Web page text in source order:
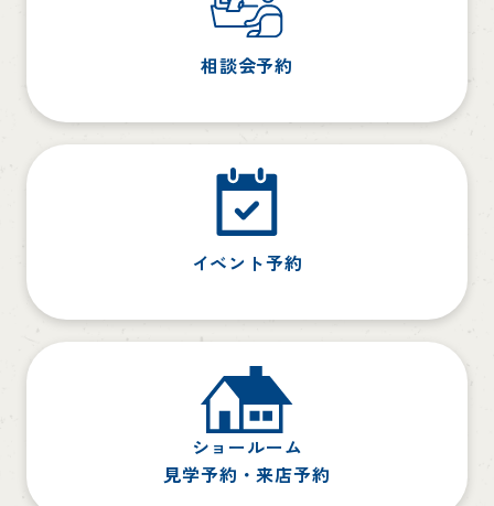
相談会予約
イベント予約
ショールーム
見学予約・来店予約